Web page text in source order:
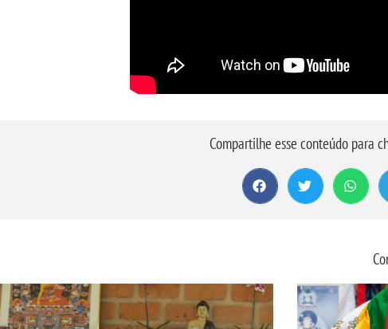
Compartilhe esse conteúdo para